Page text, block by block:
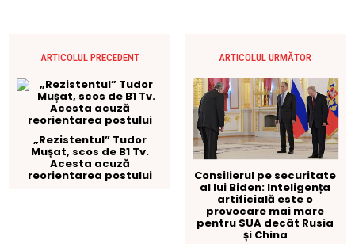
ARTICOLUL PRECEDENT
„Rezistentul” Tudor
Mușat, scos de B1 Tv.
Acesta acuză
reorientarea postului
ARTICOLUL URMĂTOR
Consilierul pe securitate
al lui Biden: Inteligența
artificială este o
provocare mai mare
pentru SUA decât Rusia
și China